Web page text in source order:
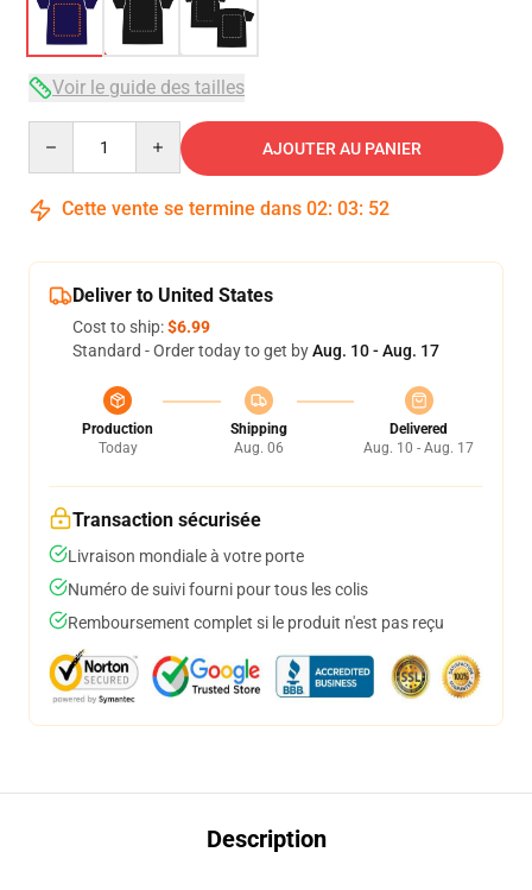
Voir le guide des tailles
AJOUTER AU PANIER
Cette vente se termine dans 02: 03: 49
Deliver to United States
Cost to ship:$6.99
Standard - Order today to get byAug. 10 - Aug. 17
Production
Today
Shipping
Aug. 06
Delivered
Aug. 10 - Aug. 17
Transaction sécurisée
Livraison mondiale à votre porte
Numéro de suivi fourni pour tous les colis
Remboursement complet si le produit n'est pas reçu
Description